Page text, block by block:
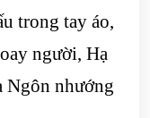
trong tay áo,
người, Hạ
Ngôn nhướng